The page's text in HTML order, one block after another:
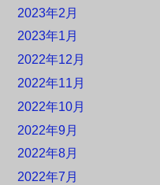
2023年2月
2023年1月
2022年12月
2022年11月
2022年10月
2022年9月
2022年8月
2022年7月